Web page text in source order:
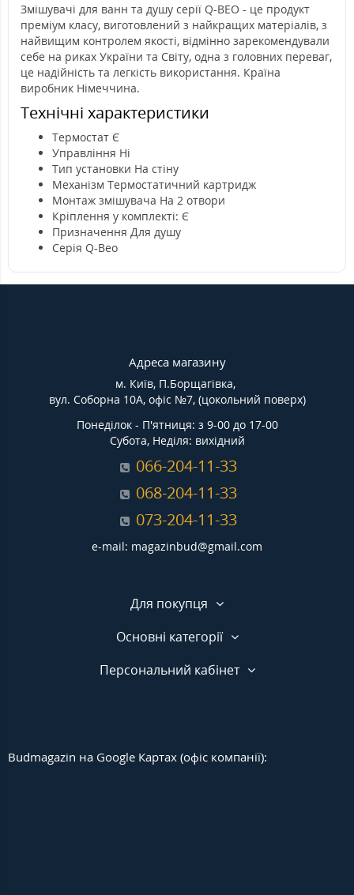
Змішувачі для ванн та душу серії Q-BEO - це продукт
преміум класу, виготовлений з найкращих матеріалів, з
найвищим контролем якості, відмінно зарекомендували
себе на риках України та Світу, одна з головних переваг,
це надійність та легкість використання. Країна
виробник Німеччина.
Технічні характеристики
Термостат Є
Управління Ні
Тип установки На стіну
Механізм Термостатичний картридж
Монтаж змішувача На 2 отвори
Кріплення у комплекті: Є
Призначення Для душу
Серія Q-Beo
Адреса магазину
м. Київ, П.Борщагівка,
вул. Соборна 10А, офіс №7, (цокольний поверх)
Понеділок - П'ятниця: з 9-00 до 17-00
Субота, Неділя: вихідний
066-204-11-33
068-204-11-33
073-204-11-33
e-mail: magazinbud@gmail.com
Для покупця
Основні категорії
Персональний кабінет
Budmagazin на Google Картах (офіс компанії):